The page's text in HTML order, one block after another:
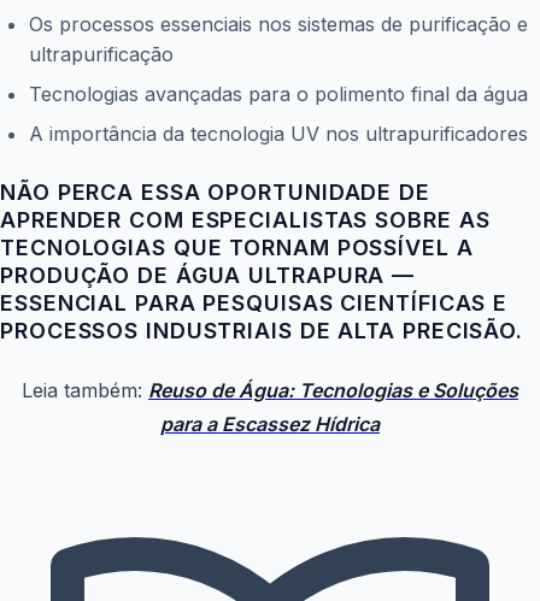
Os processos essenciais nos sistemas de purificação e
ultrapurificação
Tecnologias avançadas para o polimento final da água
A importância da tecnologia UV nos ultrapurificadores
NÃO PERCA ESSA OPORTUNIDADE DE
APRENDER COM ESPECIALISTAS SOBRE AS
TECNOLOGIAS QUE TORNAM POSSÍVEL A
PRODUÇÃO DE ÁGUA ULTRAPURA —
ESSENCIAL PARA PESQUISAS CIENTÍFICAS E
PROCESSOS INDUSTRIAIS DE ALTA PRECISÃO.
Leia também: Reuso de Água: Tecnologias e Soluções
para a Escassez Hídrica